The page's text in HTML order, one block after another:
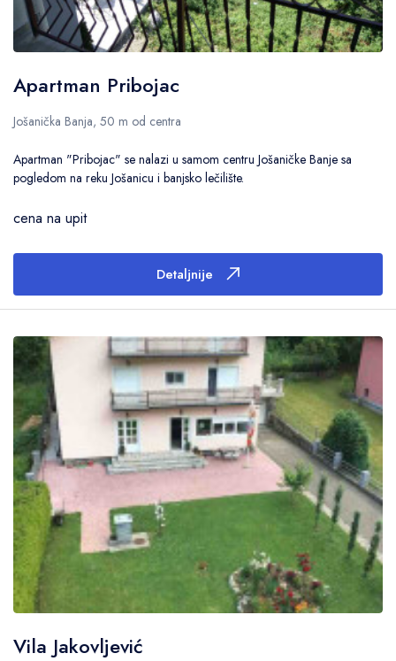
Apartman Pribojac
Jošanička Banja, 50 m od centra
Apartman "Pribojac" se nalazi u samom centru Jošaničke Banje sa
pogledom na reku Jošanicu i banjsko lečilište.
cena na upit
Detaljnije
Vila Jakovljević